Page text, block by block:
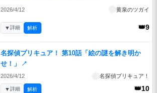
2026/4/12 黄泉のツガイ
👑9
▼詳細 解析
名探偵プリキュア！ 第10話「絵の謎を解き明か
せ！」
↗
2026/4/12 名探偵プリキュア！
👑10
▼詳細 解析